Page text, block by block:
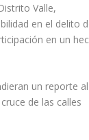
Valle,
en el delito
en un
un reporte al
de las calles